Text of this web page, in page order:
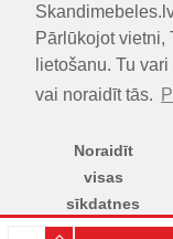
Pārlūkojot vietni,
lietošanu. Tu
vai noraidīt tās.
Noraidīt
visas
sīkdatnes
©